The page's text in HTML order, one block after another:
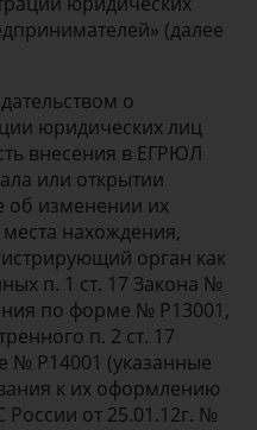
(далее
о
юридических лиц
внесения в ЕГРЮЛ
или открытии
об изменении их
нахождения,
орган как
п. 1 ст. 17 Закона №
по форме № Р13001,
п. 2 ст. 17
№ Р14001 (указанные
к их оформлению
от 25.01.12г. №